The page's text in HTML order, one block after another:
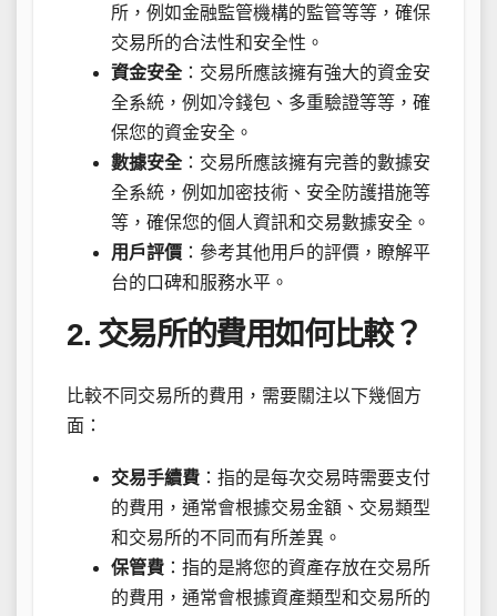
所，例如金融監管機構的監管等等，確保
交易所的合法性和安全性。
資金安全：交易所應該擁有強大的資金安
全系統，例如冷錢包、多重驗證等等，確
保您的資金安全。
數據安全：交易所應該擁有完善的數據安
全系統，例如加密技術、安全防護措施等
等，確保您的個人資訊和交易數據安全。
用戶評價 ：參考其他用戶的評價，瞭解平
台的口碑和服務水平。
2. 交易所的費用如何比較？
比較不同交易所的費用，需要關注以下幾個方
面：
交易手續費 ：指的是每次交易時需要支付
的費用，通常會根據交易金額、交易類型
和交易所的不同而有所差異。
保管費 ：指的是將您的資產存放在交易所
的費用，通常會根據資產類型和交易所的